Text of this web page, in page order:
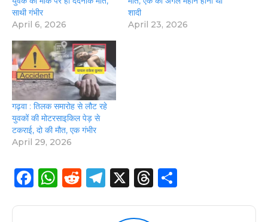
साथी गंभीर
April 6, 2026
शादी
April 23, 2026
गढ़वा : तिलक समारोह से लौट रहे
युवकों की मोटरसाइकिल पेड़ से
टकराई, दो की मौत, एक गंभीर
April 29, 2026
F
W R
T
X
T